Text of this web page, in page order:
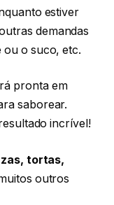
estiver
demandas
o suco, etc.
pronta em
saborear.
incrível!
tortas,
outros